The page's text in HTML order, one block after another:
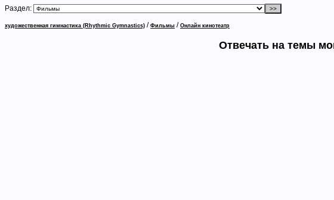
Раздел:
художественная гимнастика (Rhythmic Gymnastics) / Фильмы / Онлайн кинотеатр
Отвечать на темы